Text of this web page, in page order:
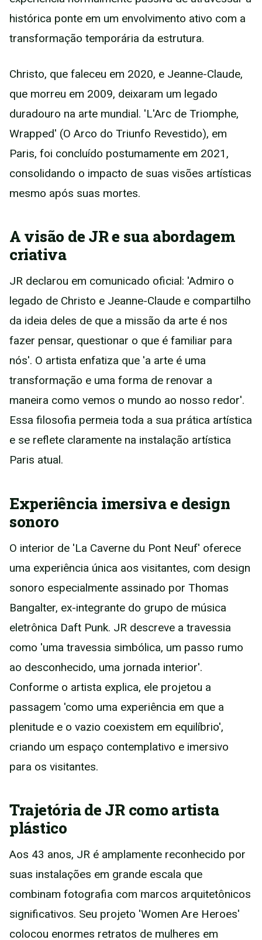
histórica ponte em um envolvimento ativo com a
transformação temporária da estrutura.
Christo, que faleceu em 2020, e Jeanne-Claude,
que morreu em 2009, deixaram um legado
duradouro na arte mundial. 'L'Arc de Triomphe,
Wrapped' (O Arco do Triunfo Revestido), em
Paris, foi concluído postumamente em 2021,
consolidando o impacto de suas visões artísticas
mesmo após suas mortes.
A visão de JR e sua abordagem
criativa
JR declarou em comunicado oficial: 'Admiro o
legado de Christo e Jeanne-Claude e compartilho
da ideia deles de que a missão da arte é nos
fazer pensar, questionar o que é familiar para
nós'. O artista enfatiza que 'a arte é uma
transformação e uma forma de renovar a
maneira como vemos o mundo ao nosso redor'.
Essa filosofia permeia toda a sua prática artística
e se reflete claramente na instalação artística
Paris atual.
Experiência imersiva e design
sonoro
O interior de 'La Caverne du Pont Neuf' oferece
uma experiência única aos visitantes, com design
sonoro especialmente assinado por Thomas
Bangalter, ex-integrante do grupo de música
eletrônica Daft Punk. JR descreve a travessia
como 'uma travessia simbólica, um passo rumo
ao desconhecido, uma jornada interior'.
Conforme o artista explica, ele projetou a
passagem 'como uma experiência em que a
plenitude e o vazio coexistem em equilíbrio',
criando um espaço contemplativo e imersivo
para os visitantes.
Trajetória de JR como artista
plástico
Aos 43 anos, JR é amplamente reconhecido por
suas instalações em grande escala que
combinam fotografia com marcos arquitetônicos
significativos. Seu projeto 'Women Are Heroes'
colocou enormes retratos de mulheres em